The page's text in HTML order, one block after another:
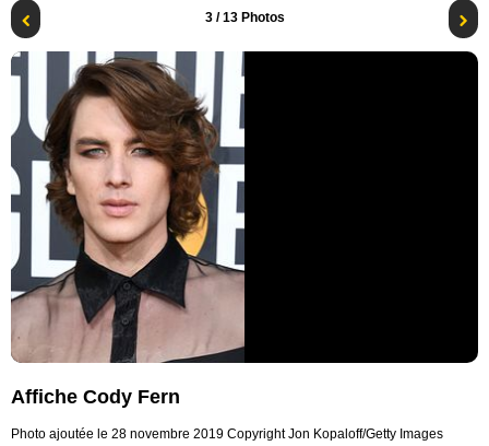
3/ 13 Photos
Affiche Cody Fern
Photo ajoutée le 28 novembre 2019 Copyright Jon Kopaloff/Getty Images